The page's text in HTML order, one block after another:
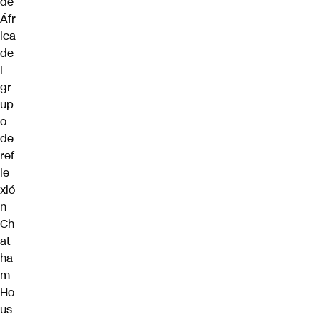
Áfr
ica
de
l
gr
up
o
de
ref
le
xió
n
Ch
at
ha
m
Ho
us